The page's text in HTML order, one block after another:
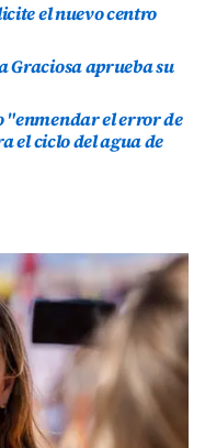
el nuevo centro
Graciosa aprueba su
"enmendar el error de
el ciclo del agua de